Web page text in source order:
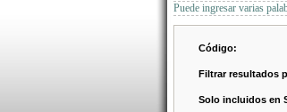
Puede ingresar varias
Código:
Filtrar resultados
Solo incluidos en